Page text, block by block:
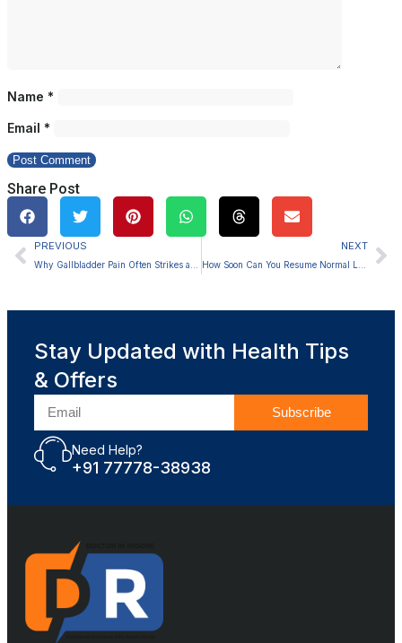
Name *
Email *
Share Post
PREVIOUS NEXT
Stay Updated with Health Tips
& Offers
Subscribe
Need Help?
+91 77778-38938